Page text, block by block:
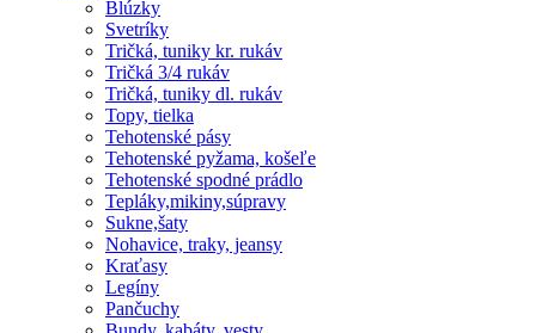
Blúzky
Svetríky
Tričká, tuniky kr. rukáv
Tričká 3/4 rukáv
Tričká, tuniky dl. rukáv
Topy, tielka
Tehotenské pásy
Tehotenské pyžama, košeľe
Tehotenské spodné prádlo
Tepláky,mikiny,súpravy
Sukne,šaty
Nohavice, traky, jeansy
Kraťasy
Legíny
Pančuchy